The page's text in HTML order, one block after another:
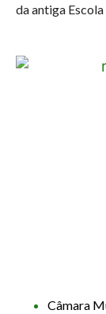
da antiga
Câmara